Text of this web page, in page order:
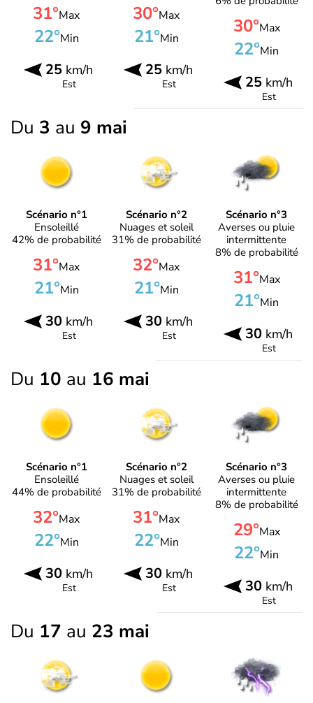
31°Max
22°Min
25km/h
Est
30°Max
21°Min
25km/h
Est
30°Max
22°Min
25 km/h
Est
Du 3 au 9 mai
Scénario n°1
Ensoleillé
42% de probabilité
31°Max
21°Min
30km/h
Est
Scénario n°2
Nuages et soleil
31% de probabilité
32°Max
21°Min
30km/h
Est
Scénario n°3
Averses ou pluie
intermittente
8% de probabilité
31°Max
21°Min
30 km/h
Est
Du 10 au 16 mai
Scénario n°1
Ensoleillé
44% de probabilité
32°Max
22°Min
30km/h
Est
Scénario n°2
Nuages et soleil
31% de probabilité
31°Max
22°Min
30km/h
Est
Scénario n°3
Averses ou pluie
intermittente
8% de probabilité
29°Max
22°Min
30 km/h
Est
Du 17 au 23 mai